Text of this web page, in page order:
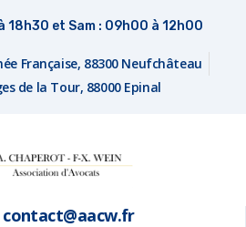
18h30 et Sam : 09h00 à 12h00
Française, 88300 Neufchâteau
de la Tour, 88000 Epinal
contact@aacw.fr